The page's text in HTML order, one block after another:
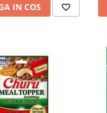
IN COS